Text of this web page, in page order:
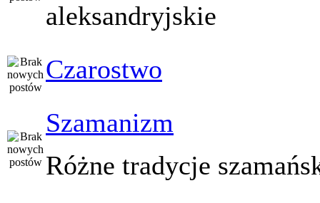
aleksandryjskie
Czarostwo
Szamanizm
Różne tradycje